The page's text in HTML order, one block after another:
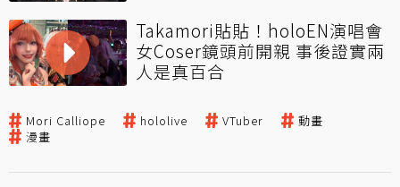
Takamori貼貼！holoEN演唱會
女Coser鏡頭前開親 事後證實兩
人是真百合
Mori Calliope hololive VTuber
動畫
漫畫